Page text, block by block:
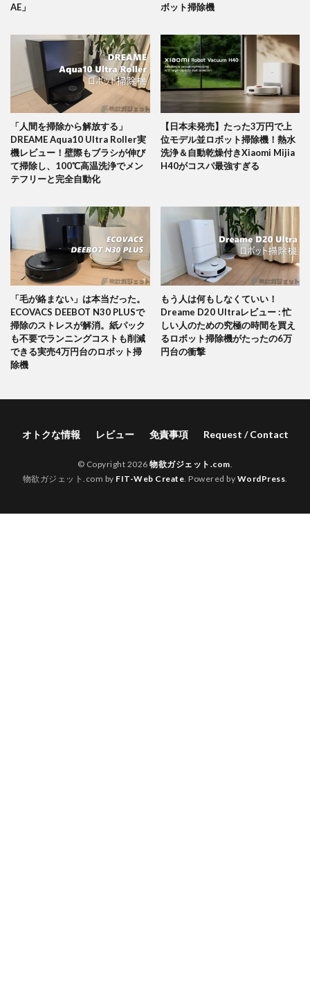
AE」
ボット掃除機
「人間を掃除から解放する」
DREAME Aqua10 Ultra Roller実
機レビュー！壁際もブラシが伸び
て掃除し、100℃高温洗浄でメン
テフリーと完全自動化
【日本未発売】たった3万円で上
位モデル並ロボット掃除機！熱水
洗浄＆自動乾燥付きXiaomi Mijia
H40がコスパ最強すぎる
「毛が絡まない」は本当だった。
ECOVACS DEEBOT N30 PLUSで
掃除のストレスが解消。紙パック
も不要でランニングコストも削減
できる実売4万円台のロボット掃
除機
もう人は何もしなくていい！
Dreame D20 Ultraレビュー : 忙
しい人のための究極の時間を買え
るロボット掃除機がたったの6万
円台の衝撃
オトクな情報 レビュー 免責事項 Request / Contact
© Copyright 2026物欲ガジェット.com
物欲ガジェット.com by FIT-Web Create . Powered by WordPress